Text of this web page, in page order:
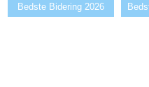
Bedste Puslebord 2026